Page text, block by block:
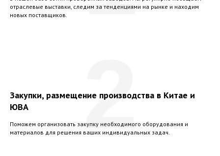
отраслевые выставки, следим за тенденциями на рынке и находим
новых поставщиков.
Закупки, размещение производства в Китае и
ЮВА
Поможем организовать закупку необходимого оборудования и
материалов для решения ваших индивидуальных задач.
2